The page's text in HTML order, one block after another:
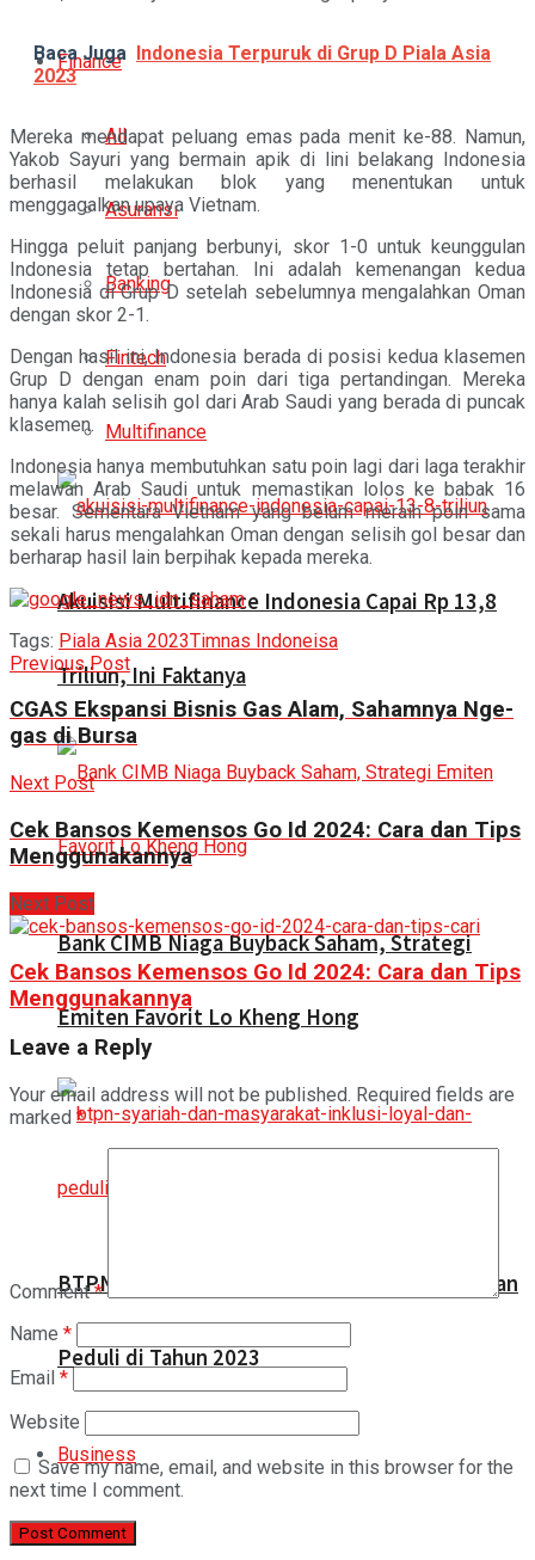
Finance
All
Asuransi
Banking
Fintech
Multifinance
Akuisisi Multifinance Indonesia Capai Rp 13,8
Triliun, Ini Faktanya
Bank CIMB Niaga Buyback Saham, Strategi
Emiten Favorit Lo Kheng Hong
BTPN Syariah dan Masyarakat Inklusi: Loyal dan
Peduli di Tahun 2023
Business
All
Baca Juga Indonesia Terpuruk di Grup D Piala Asia
2023
Mereka mendapat peluang emas pada menit ke-88. Namun,
Yakob Sayuri yang bermain apik di lini belakang Indonesia
berhasil melakukan blok yang menentukan untuk
menggagalkan upaya Vietnam.
Hingga peluit panjang berbunyi, skor 1-0 untuk keunggulan
Indonesia tetap bertahan. Ini adalah kemenangan kedua
Indonesia di Grup D setelah sebelumnya mengalahkan Oman
dengan skor 2-1.
Dengan hasil ini, Indonesia berada di posisi kedua klasemen
Grup D dengan enam poin dari tiga pertandingan. Mereka
hanya kalah selisih gol dari Arab Saudi yang berada di puncak
klasemen.
Indonesia hanya membutuhkan satu poin lagi dari laga terakhir
melawan Arab Saudi untuk memastikan lolos ke babak 16
besar. Sementara Vietnam yang belum meraih poin sama
sekali harus mengalahkan Oman dengan selisih gol besar dan
berharap hasil lain berpihak kepada mereka.
Tags: Piala Asia 2023Timnas Indoneisa
Previous Post
CGAS Ekspansi Bisnis Gas Alam, Sahamnya Nge-
gas di Bursa
Next Post
Cek Bansos Kemensos Go Id 2024: Cara dan Tips
Menggunakannya
Next Post
Cek Bansos Kemensos Go Id 2024: Cara dan Tips
Menggunakannya
Leave a Reply
Your email address will not be published. Required fields are
marked *
Comment*
Name *
Email *
Website
Save my name, email, and website in this browser for the
next time I comment.